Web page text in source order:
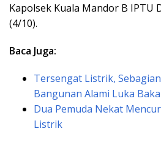
Kapolsek Kuala Mandor B IPTU
(4/10).
Baca Juga:
Tersengat Listrik,
Bangunan Alami Luka
Dua Pemuda Nekat
Listrik